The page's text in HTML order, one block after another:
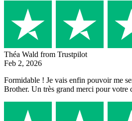
Théa Wald from Trustpilot
Feb 2, 2026
Formidable ! Je vais enfin pouvoir me
Brother. Un très grand merci pour votre